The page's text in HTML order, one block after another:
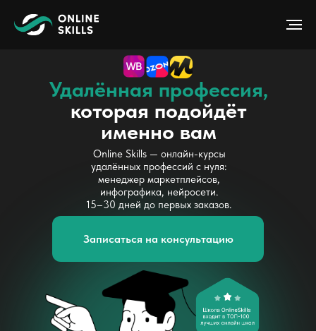
Удалённая профессия,
которая подойдёт
именно вам
Записаться на консультацию
Online Skills — онлайн-курсы
удалённых профессий с нуля:
менеджер маркетплейсов,
инфографика, нейросети.
15–30 дней до первых заказов.